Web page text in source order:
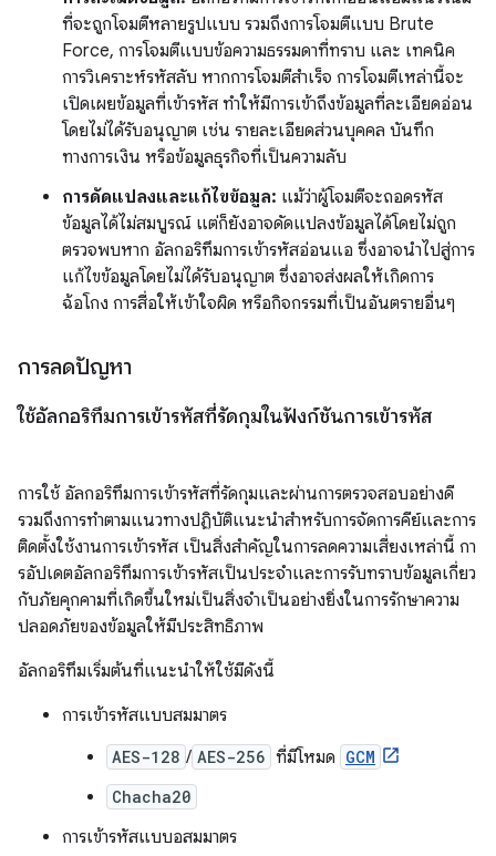
ที่จะถูกโจมตีหลายรูปแบบ รวมถึงการโจมตีแบบ Brute
Force, การโจมตีแบบข้อความธรรมดาที่ทราบ และ เทคนิค
การวิเคราะห์รหัสลับ หากการโจมตีสำเร็จ การโจมตีเหล่านี้จะ
เปิดเผยข้อมูลที่เข้ารหัส ทำให้มีการเข้าถึงข้อมูลที่ละเอียดอ่อน
โดยไม่ได้รับอนุญาต เช่น รายละเอียดส่วนบุคคล บันทึก
ทางการเงิน หรือข้อมูลธุรกิจที่เป็นความลับ
การดัดแปลงและแก้ไขข้อมูล: แม้ว่าผู้โจมตีจะถอดรหัส
ข้อมูลได้ไม่สมบูรณ์ แต่ก็ยังอาจดัดแปลงข้อมูลได้โดยไม่ถูก
ตรวจพบหาก อัลกอริทึมการเข้ารหัสอ่อนแอ ซึ่งอาจนำไปสู่การ
แก้ไขข้อมูลโดยไม่ได้รับอนุญาต ซึ่งอาจส่งผลให้เกิดการ
ฉ้อโกง การสื่อให้เข้าใจผิด หรือกิจกรรมที่เป็นอันตรายอื่นๆ
การลดปัญหา
ใช้อัลกอริทึมการเข้ารหัสที่รัดกุมในฟังก์ชันการเข้ารหัส
การใช้ อัลกอริทึมการเข้ารหัสที่รัดกุมและผ่านการตรวจสอบอย่างดี
รวมถึงการทำตามแนวทางปฏิบัติแนะนำสำหรับการจัดการคีย์และการ
ติดตั้งใช้งานการเข้ารหัส เป็นสิ่งสำคัญในการลดความเสี่ยงเหล่านี้ กา
รอัปเดตอัลกอริทึมการเข้ารหัสเป็นประจำและการรับทราบข้อมูลเกี่ยว
กับภัยคุกคามที่เกิดขึ้นใหม่เป็นสิ่งจำเป็นอย่างยิ่งในการรักษาความ
ปลอดภัยของข้อมูลให้มีประสิทธิภาพ
อัลกอริทึมเริ่มต้นที่แนะนำให้ใช้มีดังนี้
การเข้ารหัสแบบสมมาตร
AES-128 / AES-256 ที่มีโหมด GCM
Chacha20
การเข้ารหัสแบบอสมมาตร